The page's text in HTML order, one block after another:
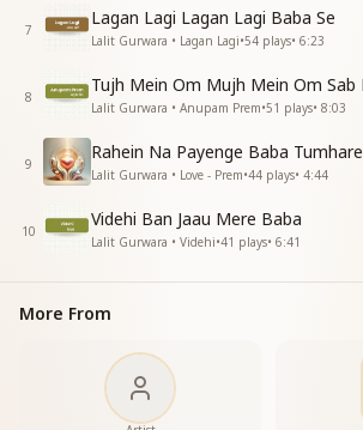
मूल वतन के है हम सितारे
______ __
7
Lagan Lagi Lagan Lagi Baba Se
Lalit Gurwara • Lagan Lagi•54 plays• 6:23
8
Lalit Gurwara • Anupam Prem•51 plays• 8:03
9
Rahein Na Payenge Baba Tumhare
Lalit Gurwara • Love - Prem•44 plays• 4:44
10
Videhi Ban Jaau Mere Baba
Lalit Gurwara • Videhi•41 plays• 6:41
More From